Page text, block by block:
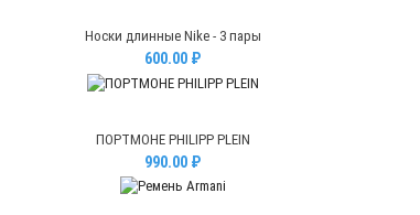
Носки длинные Nike - 3 пары
600.00 ₽
ПОРТМОНЕ PHILIPP PLEIN
990.00 ₽